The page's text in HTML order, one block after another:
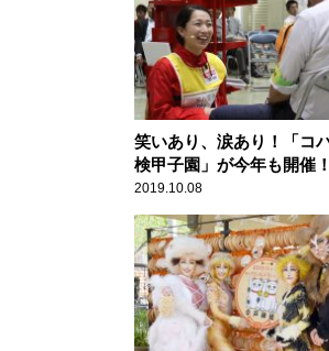
笑いあり、涙あり！「コ
検甲子園」が今年も開催！
2019.10.08